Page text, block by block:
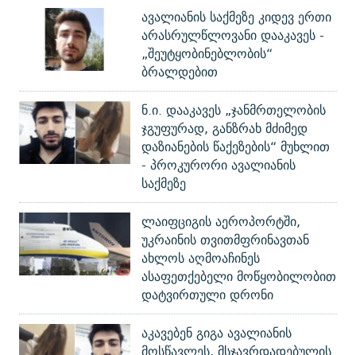
ავალიანის საქმეზე კიდევ ერთი
არასრულწლოვანი დააკავეს -
„შეუტყობინებლობის“
ბრალდებით
ნ.ი. დააკავეს „ჯანმრთელობის
ჯგუფურად, განზრახ მძიმედ
დაზიანების წაქეზების“ მუხლით
- პროკურორი ავალიანის
საქმეზე
ლაიფციგის აეროპორტში,
უკრაინის თვითმფრინავთან
ახლოს აღმოაჩინეს
ასაფეთქებელი მოწყობილობით
დატვირთული დრონი
აკავებენ გიგა ავალიანის